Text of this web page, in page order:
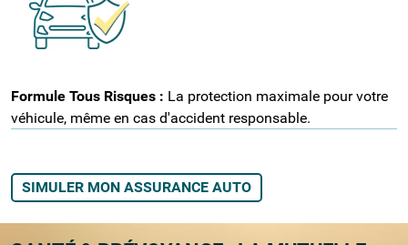
Formule Tous Risques : La protection maximale pour votre
véhicule, même en cas d'accident responsable.
SIMULER MON ASSURANCE AUTO